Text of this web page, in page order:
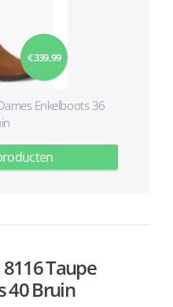
€ 339,99
Enkelboots 36
Taupe
40 Bruin